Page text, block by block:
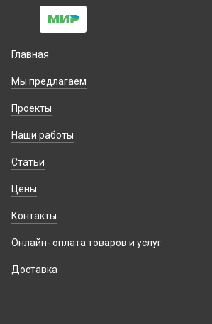
Главная
Мы предлагаем
Проекты
Наши работы
Статьи
Цены
Контакты
Онлайн- оплата товаров и услуг
Доставка